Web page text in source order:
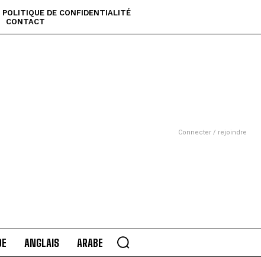
POLITIQUE DE CONFIDENTIALITÉ
CONTACT
Connecter / rejoindre
ANGLAIS ARABE